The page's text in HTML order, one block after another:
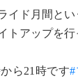
イド月間と
トアップを行
ら21時です#